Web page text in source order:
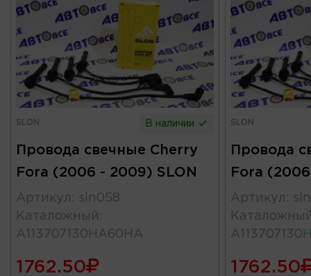
SLON В наличии
Провода свечные Cherry
Fora (2006 - 2009) SLON
Артикул : sln058
Каталожный :
A113707130HA60HA
1762.50
SLON
Провода
Fora
Артикул :
1762.50